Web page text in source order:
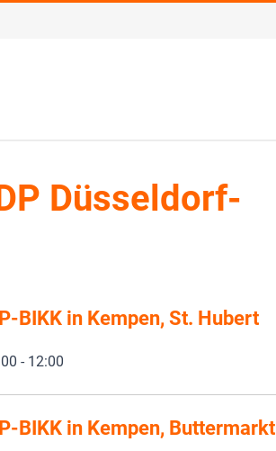
Düsseldorf-
BIKK in Kempen, St. Hubert
- 12:00
BIKK in Kempen, Buttermarkt